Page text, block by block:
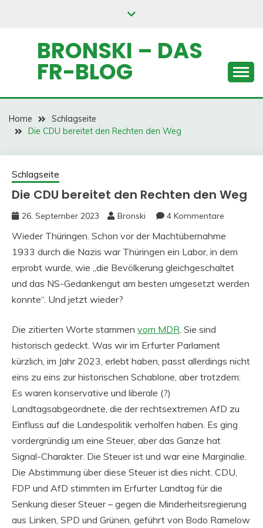
BRONSKI – DAS
FR-BLOG
Home
Schlagseite
Die CDU bereitet den Rechten den Weg
Schlagseite
Die CDU bereitet den Rechten den Weg
26. September 2023 Bronski 4 Kommentare
Wieder Thüringen. Schon vor der Machtübernahme
1933 durch die Nazis war Thüringen ein Labor, in dem
erprobt wurde, wie „die Bevölkerung gleichgeschaltet
und das NS-Gedankengut am besten umgesetzt werden
konnte“. Und jetzt wieder?
Die zitierten Worte stammen vom MDR. Sie sind
historisch gedeckt. Was wir im Erfurter Parlament
kürzlich, im Jahr 2023, erlebt haben, passt allerdings nicht
eins zu eins zur historischen Schablone, aber trotzdem:
Es waren konservative und liberale (?)
Landtagsabgeordnete, die der rechtsextremen AfD zu
Einfluss auf die Landespolitik verholfen haben. Es ging
vordergründig um eine Steuer, aber das Ganze hat
Signal-Charakter. Die Steuer ist und war eine Marginalie.
Die Abstimmung über diese Steuer ist dies nicht. CDU,
FDP und AfD stimmten im Erfurter Landtag für die
Senkung dieser Steuer – gegen die Minderheitsregierung
aus Linken, SPD und Grünen, geführt von Bodo Ramelow